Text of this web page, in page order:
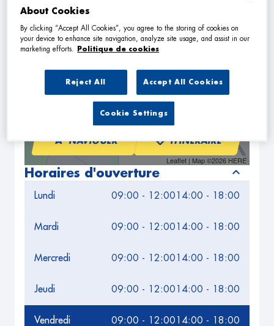
Horaires d'ouverture
Lundi 09:00 - 12:00 14:00 - 18:00
Mardi 09:00 - 12:00 14:00 - 18:00
Mercredi 09:00 - 12:00 14:00 - 18:00
Jeudi 09:00 - 12:00 14:00 - 18:00
Vendredi 09:00 - 12:00 14:00 - 18:00
Leaflet | Map ©2026 HERE
NAVIGUER ITINÉRAIRE
About Cookies
By clicking “Accept All Cookies”, you agree to the storing of cookies on
your device to enhance site navigation, analyze site usage, and assist in our
marketing efforts.
Politique de cookies
Reject All Accept All Cookies
Cookie Settings